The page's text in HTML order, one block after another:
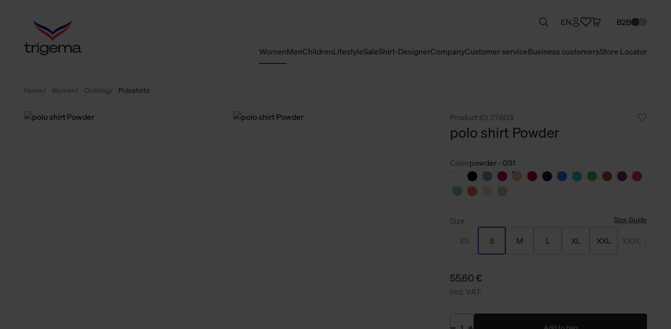
WomenMenChildrenLifestyleSaleShirt-DesignerCompanyCustomer serviceBusiness customersStore Locator
EN B2B
Home Women Clothing Poloshirts
Product ID: 27603
polo shirt Powder
Colorpowder - 031
Size Size Guide
XS S M L XL XXL XXXL
55,60 €
incl. VAT.